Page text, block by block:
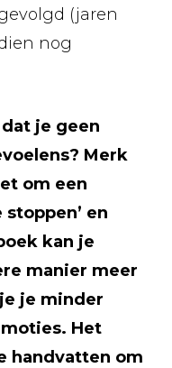
(jaren
nog
je geen
Merk
om een
en
kan je
manier meer
je minder
Het
handvatten om